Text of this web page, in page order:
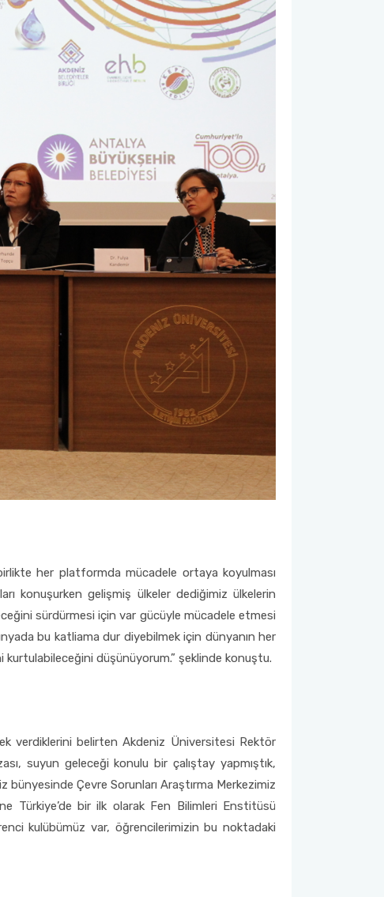
her platformda mücadele ortaya koyulması
konuşurken gelişmiş ülkeler dediğimiz ülkelerin
sürdürmesi için var gücüyle mücadele etmesi
bu katliama dur diyebilmek için dünyanın her
düşünüyorum.” şeklinde konuştu.
verdiklerini belirten Akdeniz Üniversitesi Rektör
suyun geleceği konulu bir çalıştay yapmıştık,
Çevre Sorunları Araştırma Merkezimiz
Türkiye’de bir ilk olarak Fen Bilimleri Enstitüsü
kulübümüz var, öğrencilerimizin bu noktadaki